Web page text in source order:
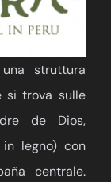
struttura
si trova sulle
de Dios,
in legno) con
centrale.